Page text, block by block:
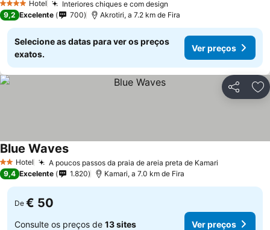
4 EstrelasHotel Interiores chiques e com design
9,2 Excelente 700 Akrotiri, a 7.2 km de Fira
Selecione as datas para ver os preços
exatos.
Ver preços
Partilhar
2 Estrelas
Hotel A poucos passos da praia de areia preta de Kamari
Blue Waves
9,4 Excelente 1.820 Kamari, a 7.0 km de Fira
De € 50
Consulte os preços de 13 sites Ver preços